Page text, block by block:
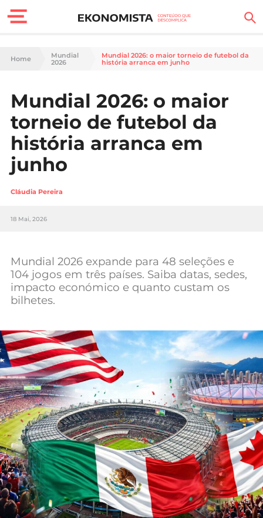
Finanças Pessoais
Carreira
Casa
Lifestyle
Sociedade
Tecnologia
Negócios
Mundial 2026
Home
Mundial
2026
Mundial 2026: o maior torneio de futebol da
história arranca em junho
Mundial 2026: o maior
torneio de futebol da
história arranca em
junho
Cláudia Pereira
18 Mai, 2026
Mundial 2026 expande para 48 seleções e
104 jogos em três países. Saiba datas, sedes,
impacto económico e quanto custam os
bilhetes.